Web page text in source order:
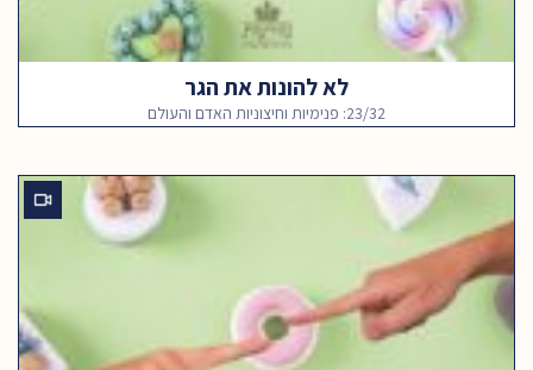
לא להונות את הגר
23/32: פנימיות וחיצוניות האדם והעולם